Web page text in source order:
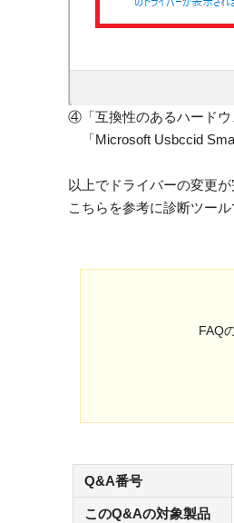
④「互換性のあるハードウ
「Microsoft Usbccid
以上でドライバーの変更が
こちらを参考に診断ツール
FAQ
Q&A番号
このQ&Aの対象製品